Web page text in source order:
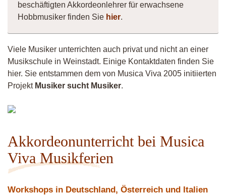
beschäftigten Akkordeonlehrer für erwachsene
Hobbmusiker finden Sie hier.
Viele Musiker unterrichten auch privat und nicht an einer
Musikschule in Weinstadt. Einige Kontaktdaten finden Sie
hier. Sie entstammen dem von Musica Viva 2005 initiierten
Projekt Musiker sucht Musiker.
Akkordeonunterricht bei Musica
Viva Musikferien
Workshops in Deutschland, Österreich und Italien